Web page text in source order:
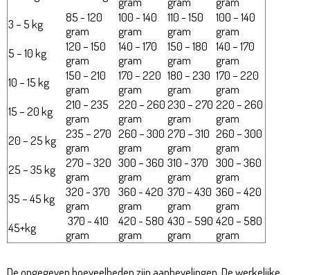
3 – 5 kg
85 - 120
gram
100 - 140
gram
110 - 150
gram
100 – 140
gram
5 – 10 kg
120 – 150
gram
140 – 170
gram
150 – 180
gram
140 – 170
gram
10 – 15 kg
150 – 210
gram
170 – 220
gram
180 – 230
gram
170 – 220
gram
15 – 20 kg
210 – 235
gram
220 – 260
gram
230 – 270
gram
220 – 260
gram
20 – 25 kg
235 – 270
gram
260 – 300
gram
270 – 310
gram
260 – 300
gram
25 – 35 kg
270 – 320
gram
300 – 360
gram
310 - 370
gram
300 – 360
gram
35 – 45 kg
320 - 370
gram
360 - 420
gram
370 – 430
gram
360 – 420
gram
45+kg
370 - 410
gram
420 - 580
gram
430 – 590
gram
420 – 580
gram
De opgegeven hoeveelheden zijn aanbevelingen. De werkelijke